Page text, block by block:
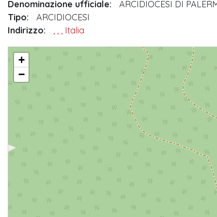
Denominazione ufficiale:
ARCIDIOCESI DI
Tipo:
ARCIDIOCESI
Indirizzo:
, , , Italia
ARCIDIOCESI DI PALERMO
+
−